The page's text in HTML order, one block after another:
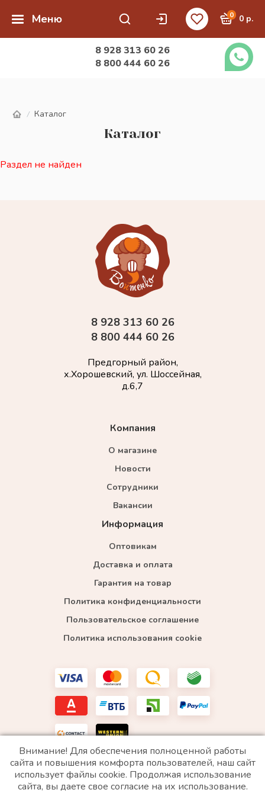
Меню 0 0 р.
8 928 313 60 26
8 800 444 60 26
/ Каталог
Каталог
Раздел не найден
Компания
О магазине
Новости
Сотрудники
Вакансии
Информация
Оптовикам
Доставка и оплата
Гарантия на товар
Политика конфиденциальности
Пользовательское соглашение
Политика использования cookie
8 928 313 60 26
8 800 444 60 26
Предгорный район,
х.Хорошевский, ул. Шоссейная,
д.6,7
*WhatsApp принадлежит компании Meta, которая признана экстремистской и запрещена в
РФ
Внимание! Для обеспечения полноценной работы
сайта и повышения комфорта пользователей, наш сайт
использует файлы cookie. Продолжая использование
сайта, вы даете свое согласие на их использование.